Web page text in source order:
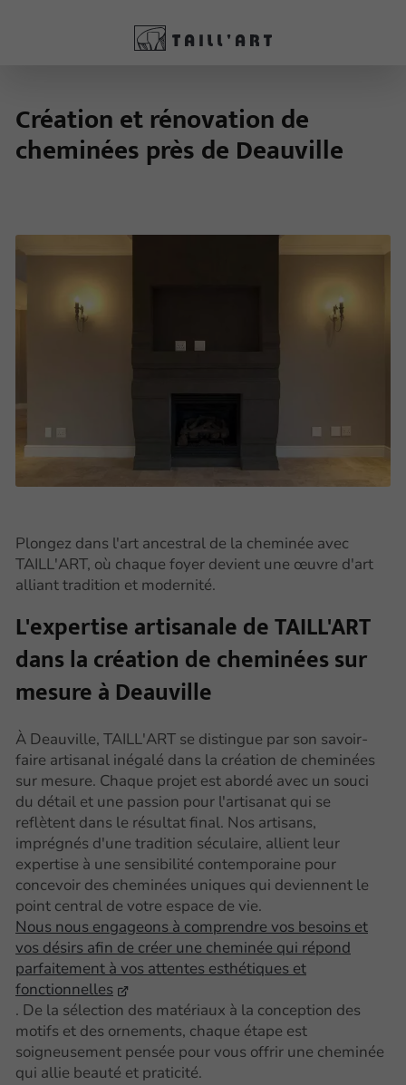
Création et rénovation de
cheminées près de Deauville
Plongez dans l'art ancestral de la cheminée avec
TAILL'ART, où chaque foyer devient une œuvre d'art
alliant tradition et modernité.
L'expertise artisanale de TAILL'ART
dans la création de cheminées sur
mesure à Deauville
À Deauville, TAILL'ART se distingue par son savoir-
faire artisanal inégalé dans la création de cheminées
sur mesure. Chaque projet est abordé avec un souci
du détail et une passion pour l'artisanat qui se
reflètent dans le résultat final. Nos artisans,
imprégnés d'une tradition séculaire, allient leur
expertise à une sensibilité contemporaine pour
concevoir des cheminées uniques qui deviennent le
point central de votre espace de vie.
Nous nous engageons à comprendre vos besoins et
vos désirs afin de créer une cheminée qui répond
parfaitement à vos attentes esthétiques et
fonctionnelles
. De la sélection des matériaux à la conception des
motifs et des ornements, chaque étape est
soigneusement pensée pour vous offrir une cheminée
qui allie beauté et praticité.